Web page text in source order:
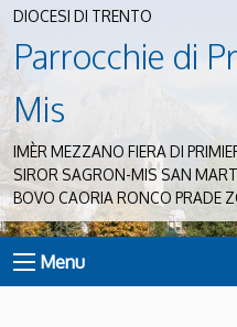
DIOCESI DI TRENTO
Parrocchie di
Mis
IMÈR MEZZANO FIERA DI
SIROR SAGRON-MIS SAN
BOVO CAORIA RONCO PRADE
Menu